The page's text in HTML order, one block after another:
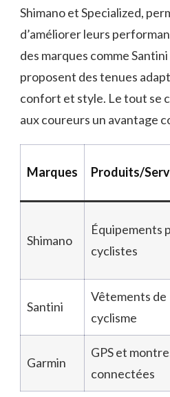
Shimano et Specialized,
d’améliorer leurs
des marques comme
proposent des tenues
confort et style. Le tout se
aux coureurs un avantage
Marques Produits/
Shimano
Équipements
cyclistes
Santini
Vêtements de
cyclisme
Garmin
GPS et
connectées